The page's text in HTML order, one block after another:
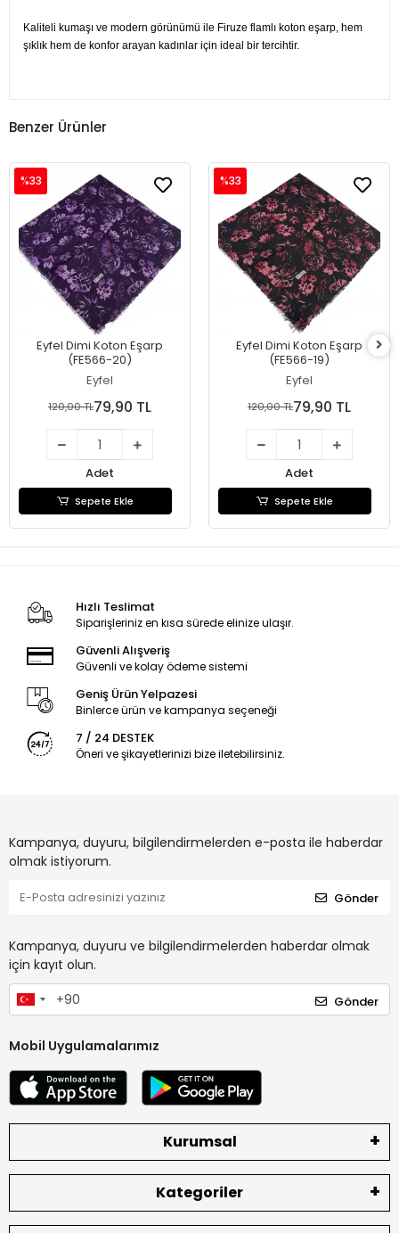
Kaliteli kumaşı ve modern görünümü ile Firuze flamlı koton eşarp, hem
şıklık hem de konfor arayan kadınlar için ideal bir tercihtir.
Benzer Ürünler
Eyfel Dimi Koton Eşarp
(FE566-20)
Eyfel
%33
120,00 TL79,90 TL
Adet
Sepete Ekle
Eyfel Dimi Koton Eşarp
(FE566-19)
Eyfel
%33
120,00 TL79,90 TL
Adet
Sepete Ekle
Hızlı Teslimat
Siparişleriniz en kısa sürede elinize ulaşır.
Güvenli Alışveriş
Güvenli ve kolay ödeme sistemi
Geniş Ürün Yelpazesi
Binlerce ürün ve kampanya seçeneği
7 / 24 DESTEK
Öneri ve şikayetlerinizi bize iletebilirsiniz.
Kampanya, duyuru, bilgilendirmelerden e-posta ile haberdar
olmak istiyorum.
Gönder
Kampanya, duyuru ve bilgilendirmelerden haberdar olmak
için kayıt olun.
Gönder
Mobil Uygulamalarımız
Kurumsal
Kategoriler